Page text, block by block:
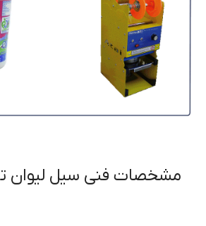
مشخصات فنی سیل لیوان